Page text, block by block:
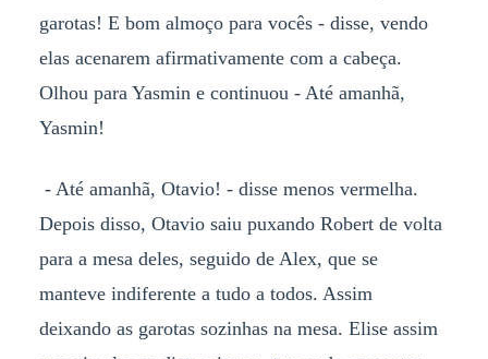
garotas! E bom almoço para vocês - disse, vendo
elas acenarem afirmativamente com a cabeça.
Olhou para Yasmin e continuou - Até amanhã,
Yasmin!
- Até amanhã, Otavio! - disse menos vermelha.
Depois disso, Otavio saiu puxando Robert de volta
para a mesa deles, seguido de Alex, que se
manteve indiferente a tudo a todos. Assim
deixando as garotas sozinhas na mesa. Elise assim